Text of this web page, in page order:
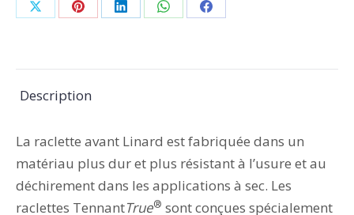
Partager
X
Partager
Pinterest
Partager
LinkedIn
Partager
WhatsApp
Partager
Facebook
Description
La raclette avant Linard est fabriquée dans un
matériau plus dur et plus résistant à l’usure et au
déchirement dans les applications à sec. Les
raclettes TennantTrue® sont conçues spécialement